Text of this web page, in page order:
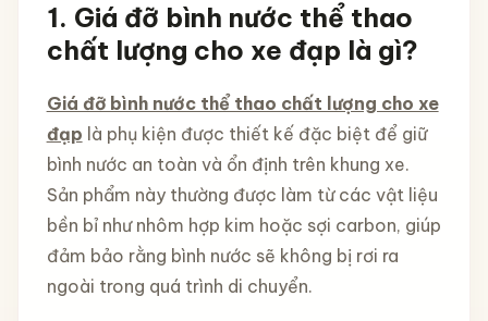
1. Giá đỡ bình nước thể thao
chất lượng cho xe đạp là gì?
Giá đỡ bình nước thể thao chất lượng cho xe
đạp là phụ kiện được thiết kế đặc biệt để giữ
bình nước an toàn và ổn định trên khung xe.
Sản phẩm này thường được làm từ các vật liệu
bền bỉ như nhôm hợp kim hoặc sợi carbon, giúp
đảm bảo rằng bình nước sẽ không bị rơi ra
ngoài trong quá trình di chuyển.